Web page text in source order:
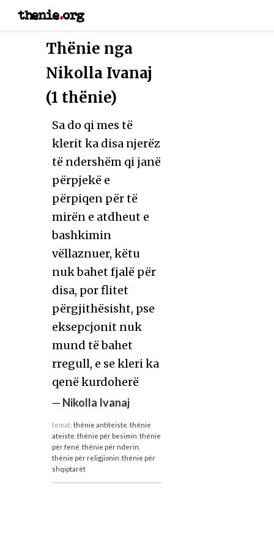
thenie.org
Thënie nga
Nikolla Ivanaj
(1 thënie)
Sa do qi mes të
klerit ka disa njerëz
të ndershëm qi janë
përpjekë e
përpiqen për të
mirën e atdheut e
bashkimin
vëllaznuer, këtu
nuk bahet fjalë për
disa, por flitet
përgjithësisht, pse
eksepcjonit nuk
mund të bahet
rregull, e se kleri ka
qenë kurdoherë
— Nikolla Ivanaj
temat: thënie antiteiste thënie
ateiste thënie për besimin thënie
për fenë thënie për nderin
thënie për religjionin thënie për
shqiptarët